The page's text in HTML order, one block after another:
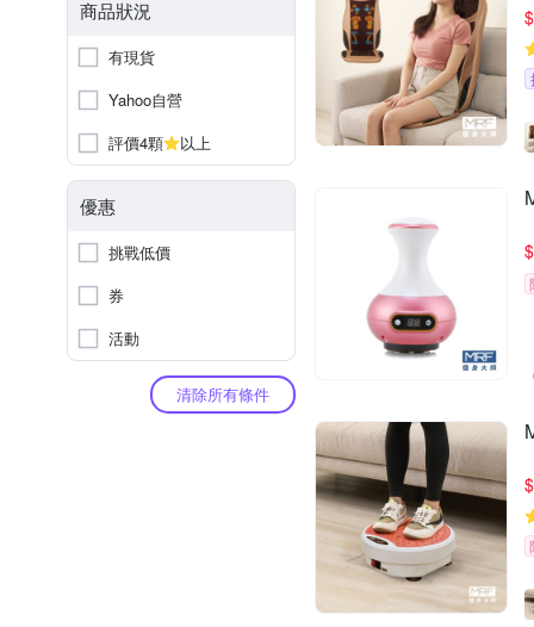
商品狀況
有現貨
Yahoo自營
評價4顆
以上
優惠
挑戰低價
券
活動
清除所有條件
$
$
$